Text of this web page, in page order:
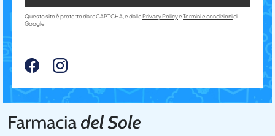
Questo sito è protetto da reCAPTCHA, e dallePrivacy PolicyeTermini e condizionidi
Google